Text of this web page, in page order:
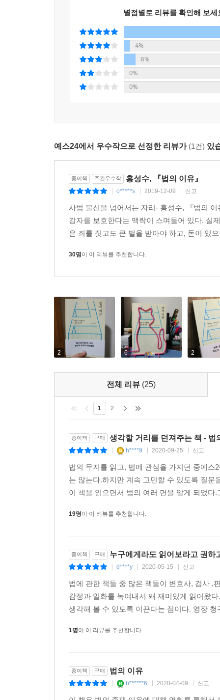
관계를 알아본다. 11장과 12장에서는 사회의 소
자유의 위험이라는 주제를 통해 장애인 인권과
자유와 권리를 지키기 위한 이 시대 새로운 교양
삶과 맞닿은 법의 근본이념에 한 걸음 더 다가간다
저자는 『법의 이유』 서문에서 ‘신체의 자유’
이 책에서 다루는 재판, 법률가, 형사 절차, 형벌,
벌어지는 적대, 나아가 인권에 대한 심각한 침해
법의 중요한 기능 중 하나는 인간 사회의 평화
중심으로 어떻게 공존의 조건을 만들어 낼 수 있
속의 다양한 소재로 풀어내면서, 법이 ‘시민의 자
이들에게는일상 속 투쟁의 영역을 좀 더 치밀하게
별점별로 리뷰를 확인해 보세
4%
8%
0%
0%
예스24에서 우수작으로 선정한 리뷰가 (1건) 있
종이책 주간우수작 홍성수, 『법의 이유』
o*****s 2019-12-09 신고
사법 불신을 넘어서는 자리- 홍성수, 『법의
강자를 보호한다는 맥락이 스며들어 있다. 실
은 죄를 짓고도 큰 벌을 받아야 하고, 돈이 있
30명이 이 리뷰를 추천합니다.
2 6 2
전체 리뷰 (25)
1 2
종이책 구매 생각할 거리를 던져주는 책 - 법
h****9 2020-09-25 신고
법의 무지를 읽고, 법에 관심을 가지던 중예
는 않는다.하지만 계속 고민할 수 있도록 질
이 책을 읽으면서 법의 여러 면을 알게 되었
19명이 이 리뷰를 추천합니다.
종이책 구매 누구에게라도 읽어보라고 권하
d****y 2020-05-15 신고
법에 관한 책들 중 많은 책들이 변호사, 검사 ,
감정과 일화를 녹여내서 꽤 재미있게 읽어왔
생각해 볼 수 있도록 이끈다는 점이다. 영장
1명이 이 리뷰를 추천합니다.
종이책 구매 법의 이유
b******6 2020-04-09 신고